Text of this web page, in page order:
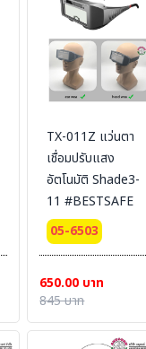
TX-011Z แว่นตา
เชื่อมปรับแสง
อัตโนมัติ Shade3-
11 #BESTSAFE
05-6503
650.00 บาท
845 บาท